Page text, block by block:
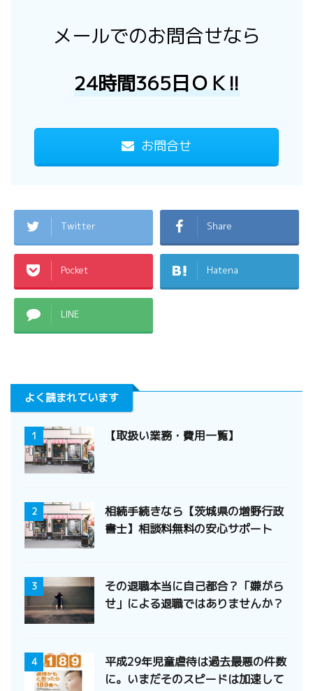
メールでのお問合せなら
24時間365日ＯＫ!!
お問合せ
Twitter Share
Pocket Hatena
LINE
よく読まれています
1 【取扱い業務・費用一覧】
2
相続手続きなら【茨城県の増野行政
書士】相談料無料の安心サポート
3
その退職本当に自己都合？「嫌がら
せ」による退職ではありませんか？
4
平成29年児童虐待は過去最悪の件数
に。いまだそのスピードは加速して